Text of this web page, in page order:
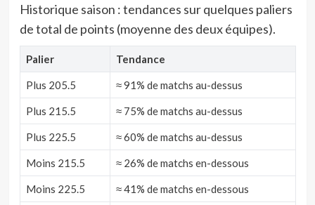
Historique saison : tendances sur quelques paliers
de total de points (moyenne des deux équipes).
Palier Tendance
Plus 205.5 ≈ 91% de matchs au-dessus
Plus 215.5 ≈ 75% de matchs au-dessus
Plus 225.5 ≈ 60% de matchs au-dessus
Moins 215.5 ≈ 26% de matchs en-dessous
Moins 225.5 ≈ 41% de matchs en-dessous